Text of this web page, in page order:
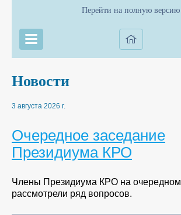
Перейти на полную версию
Новости
3 августа 2026 г.
Очередное заседание
Президиума КРО
Члены Президиума КРО на очередном
рассмотрели ряд вопросов.